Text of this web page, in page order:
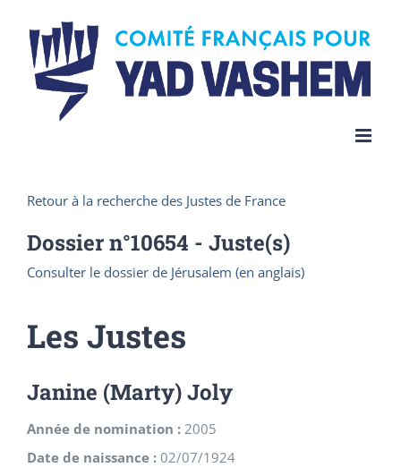
content
Retour à la recherche des Justes de France
Dossier n°10654 - Juste(s)
Consulter le dossier de Jérusalem (en anglais)
Les Justes
Janine (Marty) Joly
Année de nomination : 2005
Date de naissance : 02/07/1924